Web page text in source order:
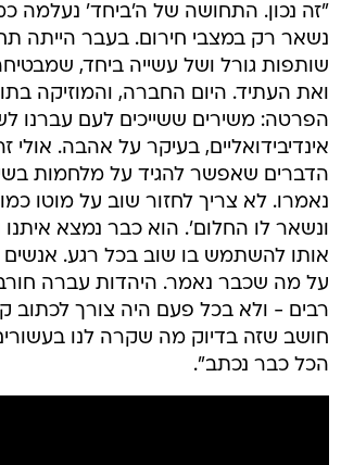
"זה נכון. התחושה של ה'ביחד' נעלמה
נשאר רק במצבי חירום. בעבר הייתה
שותפות גורל ושל עשייה ביחד,
ואת העתיד. היום החברה, והמוזיקה
הפרטה: משירים ששייכים לעם עברנו
אינדיבידואליים, בעיקר על אהבה. אולי
הדברים שאפשר להגיד על מלחמות
נאמרו. לא צריך לחזור שוב על מוטו
ונשאר לו החלום'. הוא כבר נמצא
אותו להשתמש בו שוב בכל רגע. אנשים
על מה שכבר נאמר. היהדות עברה
רבים - ולא בכל פעם היה צורך לכתוב
חושב שזה בדיוק מה שקרה לנו
הכל כבר נכתב".